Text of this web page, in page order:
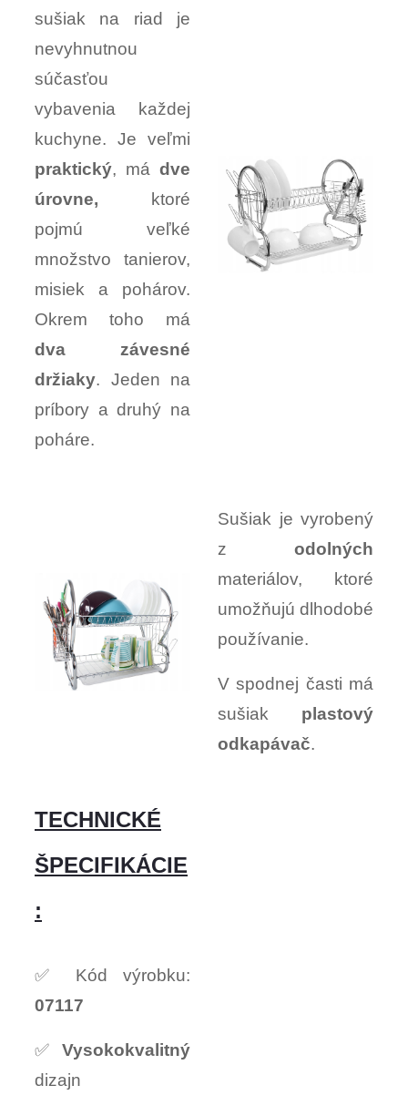
sušiak na riad je
nevyhnutnou
súčasťou
vybavenia každej
kuchyne. Je veľmi
praktický, má dve
úrovne,
ktoré
pojmú veľké
množstvo tanierov,
misiek a pohárov.
Okrem toho má
dva závesné
držiaky. Jeden na
príbory a druhý na
poháre.
Sušiak je vyrobený
z odolných
materiálov, ktoré
umožňujú dlhodobé
používanie.
V spodnej časti má
sušiak plastový
odkapávač.
TECHNICKÉ
ŠPECIFIKÁCIE
:
✅ Kód výrobku:
07117
✅ Vysokokvalitný
dizajn